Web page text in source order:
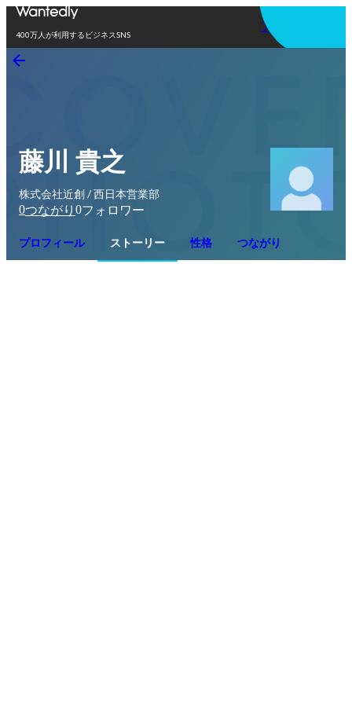
400万人が利用するビジネスSNS
アプリを使う
藤川 貴之
株式会社近創 / 西日本営業部
0つながり 0フォロワー
プロフィール ストーリー 性格 つながり